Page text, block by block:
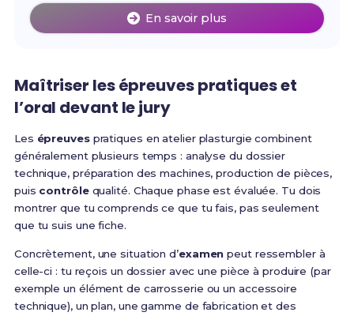
En savoir plus
Maîtriser les épreuves pratiques et
l’oral devant le jury
Les épreuvespratiques en atelier plasturgie combinent
généralement plusieurs temps : analyse du dossier
technique, préparation des machines, production de pièces,
puis contrôlequalité. Chaque phase est évaluée. Tu dois
montrer que tu comprends ce que tu fais, pas seulement
que tu suis une fiche.
Concrètement, une situation d’examen peut ressembler à
celle-ci : tu reçois un dossier avec une pièce à produire (par
exemple un élément de carrosserie ou un accessoire
technique), un plan, une gamme de fabrication et des